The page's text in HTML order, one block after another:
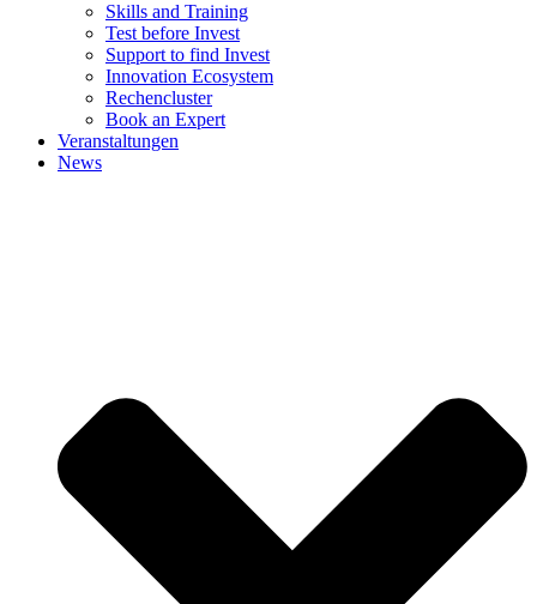
Skills and Training
Test before Invest
Support to find Invest
Innovation Ecosystem
Rechencluster​
Book an Expert
Veranstaltungen
News